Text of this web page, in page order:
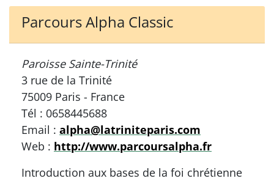
Parcours Alpha Classic
Paroisse Sainte-Trinité
3 rue de la Trinité
75009 Paris - France
Tél : 0658445688
Email : alpha@latriniteparis.com
Web : http://www.parcoursalpha.fr
Introduction aux bases de la foi chrétienne